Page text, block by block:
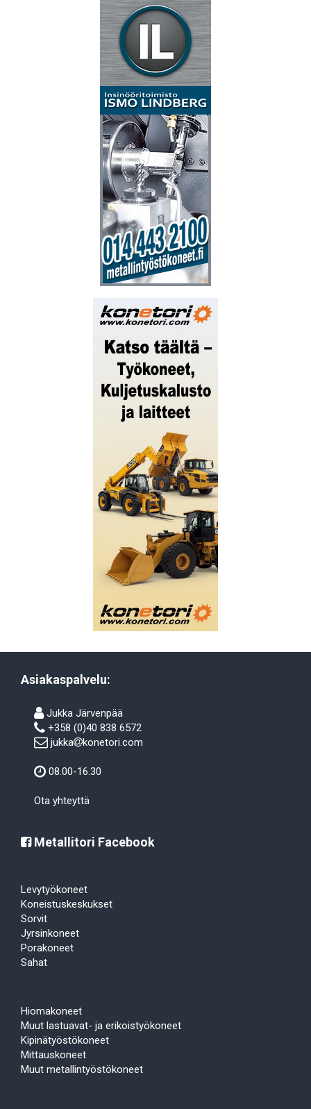
Asiakaspalvelu:
Jukka Järvenpää
+358 (0)40 838 6572
jukka
konetori.com
08.00-16.30
Ota yhteyttä
Metallitori Facebook
Levytyökoneet
Koneistuskeskukset
Sorvit
Jyrsinkoneet
Porakoneet
Sahat
Hiomakoneet
Muut lastuavat- ja erikoistyökoneet
Kipinätyöstökoneet
Mittauskoneet
Muut metallintyöstökoneet